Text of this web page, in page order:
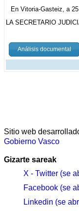
En Vitoria-Gasteiz, a
LA SECRETARIO
Análisis documental
Sitio web
Gobierno Vasco
Gizarte sareak
X - Twitter (se
Facebook (se
Linkedin (se